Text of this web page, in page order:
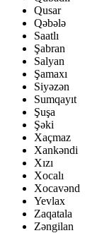
Qusar
Qəbələ
Saatlı
Şabran
Salyan
Şamaxı
Siyəzən
Sumqayıt
Şuşa
Şəki
Xaçmaz
Xankəndi
Xızı
Xocalı
Xocavənd
Yevlax
Zaqatala
Zəngilan